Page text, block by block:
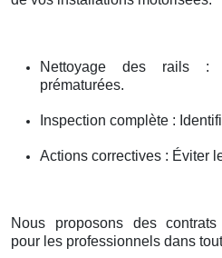
Nettoyage des rails :
prématurées.
Inspection complète :
Actions correctives : Éviter
Nous proposons des contrats
pour les professionnels dans